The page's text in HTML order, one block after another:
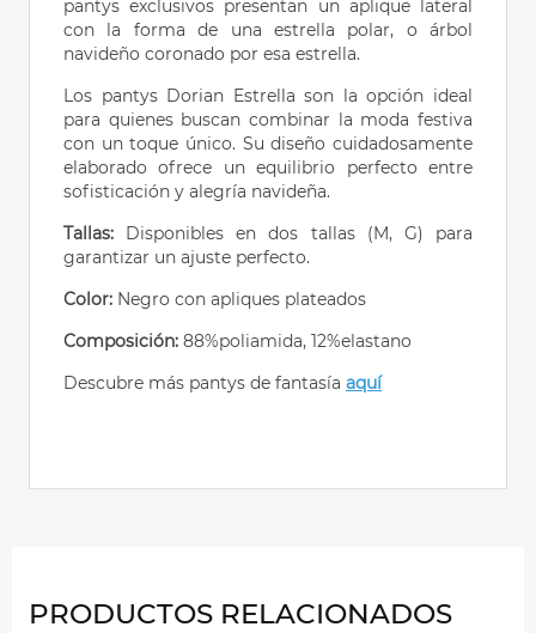
pantys exclusivos presentan un aplique lateral
con la forma de una estrella polar, o árbol
navideño coronado por esa estrella.
Los pantys Dorian Estrella son la opción ideal
para quienes buscan combinar la moda festiva
con un toque único. Su diseño cuidadosamente
elaborado ofrece un equilibrio perfecto entre
sofisticación y alegría navideña.
Tallas: Disponibles en dos tallas (M, G) para
garantizar un ajuste perfecto.
Color: Negro con apliques plateados
Composición: 88%poliamida, 12%elastano
Descubre más pantys de fantasía aquí
PRODUCTOS RELACIONADOS